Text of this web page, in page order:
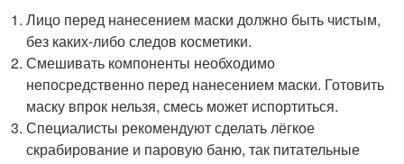
Лицо перед нанесением маски должно быть чистым,
без каких-либо следов косметики.
Смешивать компоненты необходимо
непосредственно перед нанесением маски. Готовить
маску впрок нельзя, смесь может испортиться.
Специалисты рекомендуют сделать лёгкое
скрабирование и паровую баню, так питательные